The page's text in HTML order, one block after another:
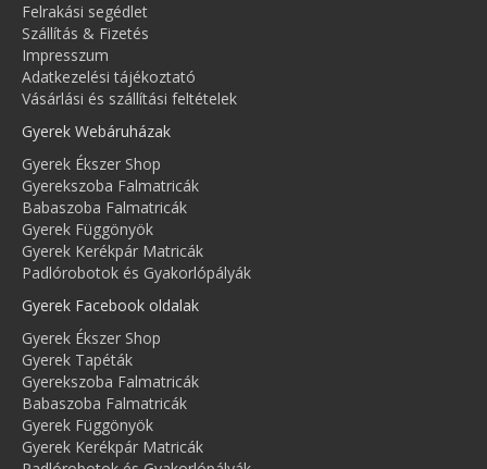
Felrakási segédlet
Szállítás & Fizetés
Impresszum
Adatkezelési tájékoztató
Vásárlási és szállítási feltételek
Gyerek Webáruházak
Gyerek Ékszer Shop
Gyerekszoba Falmatricák
Babaszoba Falmatricák
Gyerek Függönyök
Gyerek Kerékpár Matricák
Padlórobotok és Gyakorlópályák
Gyerek Facebook oldalak
Gyerek Ékszer Shop
Gyerek Tapéták
Gyerekszoba Falmatricák
Babaszoba Falmatricák
Gyerek Függönyök
Gyerek Kerékpár Matricák